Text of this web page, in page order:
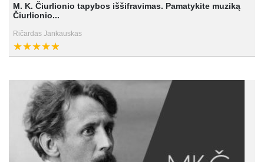
M. K. Čiurlionio tapybos iššifravimas. Pamatykite muziką
Čiurlionio...
Ričardas Jankauskas